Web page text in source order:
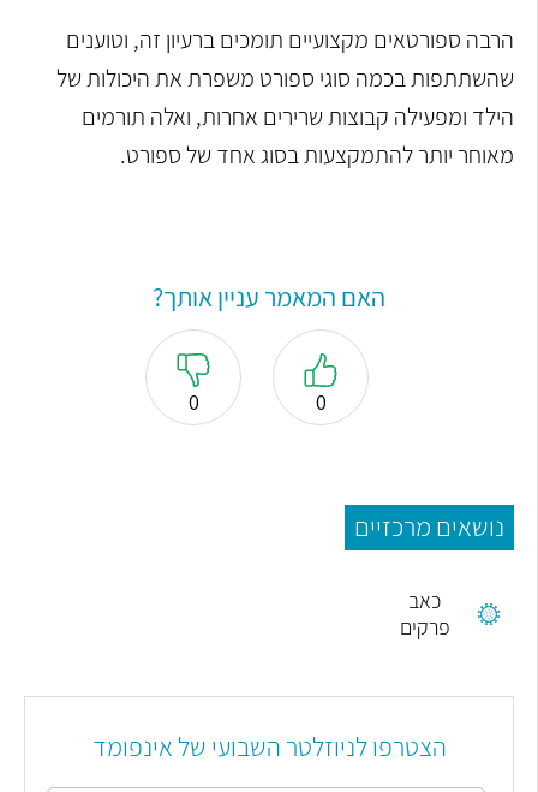
הרבה ספורטאים מקצועיים תומכים ברעיון זה, וטוענים
שהשתתפות בכמה סוגי ספורט משפרת את היכולות של
הילד ומפעילה קבוצות שרירים אחרות, ואלה תורמים
מאוחר יותר להתמקצעות בסוג אחד של ספורט.
האם המאמר עניין אותך?
0
0
נושאים מרכזיים
כאב
פרקים
הצטרפו לניוזלטר השבועי של אינפומד